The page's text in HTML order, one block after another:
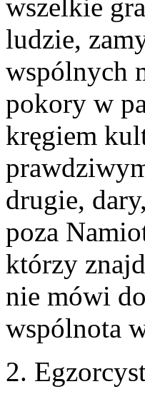
wszelkie
ludzie,
wspólnych
pokory w
kręgiem
drugie,
poza
którzy
nie mówi
wspólnota
2.